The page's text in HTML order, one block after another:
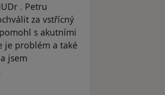
. Petru
za vstřícný
s akutními
je problém a také
jsem